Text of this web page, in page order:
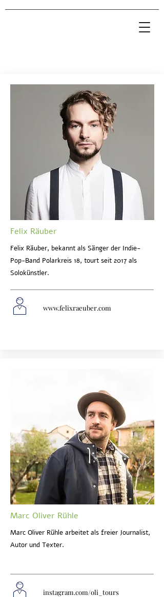
Felix Räuber
Felix Räuber, bekannt als Sänger der Indie-
Pop-Band Polarkreis 18, tourt seit 2017 als
Solokünstler.
www.felixraeuber.com
Marc Oliver Rühle
Marc Oliver Rühle arbeitet als freier Journalist,
Autor und Texter.
instagram.com/oli_tours